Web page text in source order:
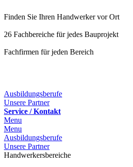
Finden Sie Ihren Handwerker vor Ort
26 Fachbereiche für jedes Bauprojekt
Fachfirmen für jeden Bereich
Ausbildungsberufe
Unsere Partner
Service / Kontakt
Menu
Menu
Ausbildungsberufe
Unsere Partner
Handwerkersbereiche